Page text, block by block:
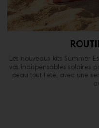
Les nouveaux kits Summer
vos indispensables solaires
peau tout l’été, avec une